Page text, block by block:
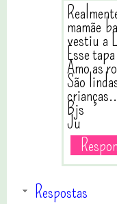
mamãe
vestiu a
Esse
Amo as
São
Bjs
Ju
Respostas